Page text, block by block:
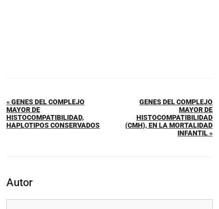
« GENES DEL COMPLEJO
MAYOR DE
HISTOCOMPATIBILIDAD,
HAPLOTIPOS CONSERVADOS
GENES DEL COMPLEJO
MAYOR DE
HISTOCOMPATIBILIDAD
(CMH), EN LA MORTALIDAD
INFANTIL »
Autor